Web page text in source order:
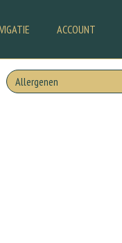
ACCOUNT
Allergenen